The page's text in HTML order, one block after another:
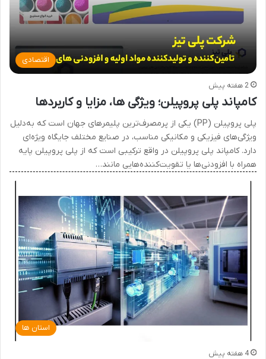
اقتصادی
2 هفته پیش
کامپاند پلی پروپیلن؛ ویژگی ها، مزایا و کاربردها
پلی پروپیلن (PP) یکی از پرمصرف‌ترین پلیمرهای جهان است که به‌دلیل
ویژگی‌های فیزیکی و مکانیکی مناسب، در صنایع مختلف جایگاه ویژه‌ای
دارد. کامپاند پلی پروپیلن در واقع ترکیبی است که از پلی پروپیلن پایه
همراه با افزودنی‌ها یا تقویت‌کننده‌هایی مانند…
استان ها
4 هفته پیش